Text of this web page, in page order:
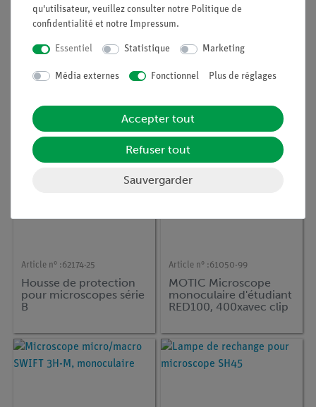
Article n° : 63062-99
microscope SM102-C
Article n° : 61061-99
binoculaire, RED220
Article n° :62174-25
Housse de protection
pour microscopes série
B
Article n° :61050-99
MOTIC Microscope
monoculaire d'étudiant
RED100, 400xavec clip
touche
qu'utilisateur, veuillez consulter notre Politique de
confidentialité et notre Impressum.
Essentiel Statistique Marketing
Média externes Fonctionnel Plus de réglages
Accepter tout
Refuser tout
Sauvergarder